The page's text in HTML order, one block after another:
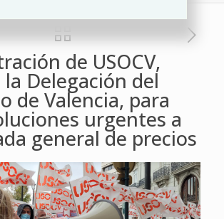
de USOCV,
Delegación del
de Valencia, para
urgentes a
general de precios